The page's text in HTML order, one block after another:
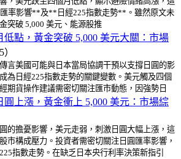
率影響**及**日經225指數走勢**。雖然原文未
突破 5,000 美元、能源股推
低點，黃金突破 5,000 美元大關：市場
言美國可能與日本當局協調干預以支撐日圓的影
為日經225指數走勢的關鍵變數。美元觸及四個
期貨操作建議需密切關注匯市動態，因強勢日
圓上漲，黃金衝上 5,000 美元：市場綜
的擔憂影響，美元走弱，刺激日圓大幅上漲，這
市構成壓力。投資者需密切關注日圓匯率影響，
指數走勢。在缺乏日本央行利率決策新指引